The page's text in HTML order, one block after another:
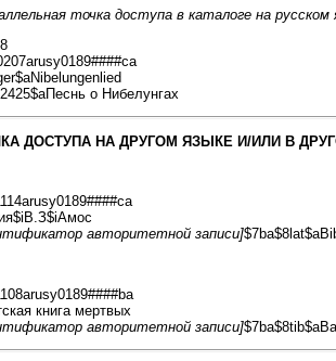
точка доступа в каталоге на русском
о Нибелунгах
ДОСТУПА НА ДРУГОМ ЯЗЫКЕ И/ИЛИ В
авторитетной записи]
книга мертвых
авторитетной записи]